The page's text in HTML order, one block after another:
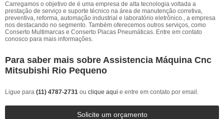
Carregamos o objetivo de é uma empresa de alta tecnologia voltada a
prestação de serviço e suporte técnico na área de manutenção corretiva,
preventiva, reforma, automação industrial e laboratório eletrônico., a empresa
nos destacando no segmento. Também oferecemos outros serviços, como
Conserto Multimarcas e Conserto Placas Pneumáticas. Entre em contato
conosco para mais informações.
Para saber mais sobre Assistencia Máquina Cnc
Mitsubishi Rio Pequeno
Ligue para (11) 4787-2731 ou clique aqui e entre em contato por email.
Solicite um orçamento